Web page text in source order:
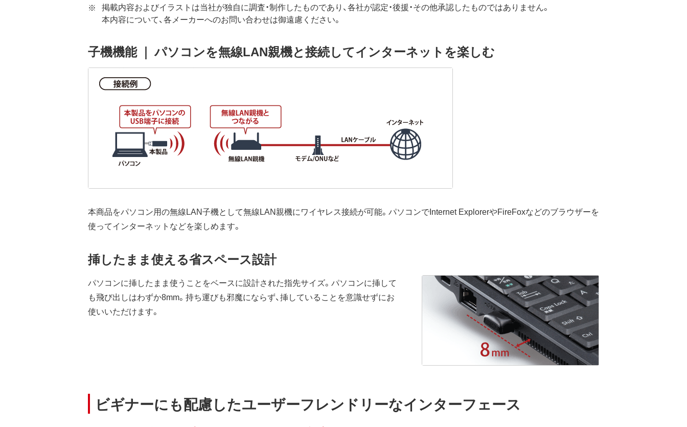
掲載内容およびイラストは当社が独自に調査・制作したものであり、各社が認定・後援・その他承認したものではありません。
本内容について、各メーカーへのお問い合わせは御遠慮ください。
子機機能 ｜ パソコンを無線LAN親機と接続してインターネットを楽しむ
本商品をパソコン用の無線LAN子機として無線LAN親機にワイヤレス接続が可能。パソコンでInternet ExplorerやFireFoxなどのブラウザーを
使ってインターネットなどを楽しめます。
挿したまま使える省スペース設計
パソコンに挿したまま使うことをベースに設計された指先サイズ。パソコンに挿して
も飛び出しはわずか8mm。持ち運びも邪魔にならず、挿していることを意識せずにお
使いいただけます。
ビギナーにも配慮したユーザーフレンドリーなインターフェース